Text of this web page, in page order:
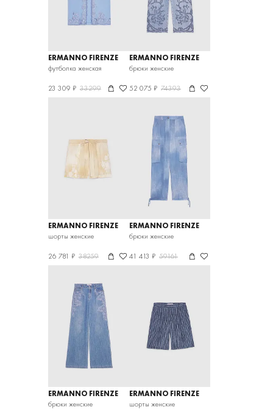
ERMANNO FIRENZE
футболка женская
23 309 ₽ 33299
ERMANNO FIRENZE
брюки женские
52 075 ₽ 74393
ERMANNO FIRENZE
шорты женские
26 781 ₽ 38259
ERMANNO FIRENZE
брюки женские
41 413 ₽ 59161
ERMANNO FIRENZE
брюки женские
ERMANNO FIRENZE
шорты женские